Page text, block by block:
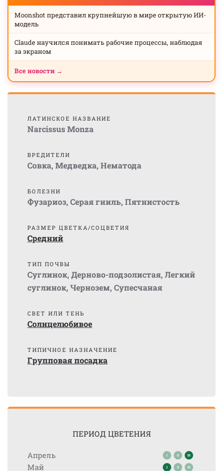
Moonshot представил крупнейшую в мире открытую ИИ-
модель
Claude научился понимать рабочие процессы, наблюдая
за экраном
Все новости →
ЛАТИНСКОЕ НАЗВАНИЕ
Narcissus Monza
ВРЕДИТЕЛИ
Совка, Медведка, Нематода
БОЛЕЗНИ
Фузариоз, Серая гниль, Пятнистость
РАЗМЕР ЦВЕТКА/СОЦВЕТИЯ
Средний
ТИП ПОЧВЫ
Суглинок, Дерново-подзолистая, Легкий
суглинок, Чернозем, Супесчаная
СВЕТ ИЛИ ТЕНЬ
Солнцелюбивое
ТИПИЧНОЕ НАЗНАЧЕНИЕ
Групповая посадка
ПЕРИОД ЦВЕТЕНИЯ
Апрель
Май